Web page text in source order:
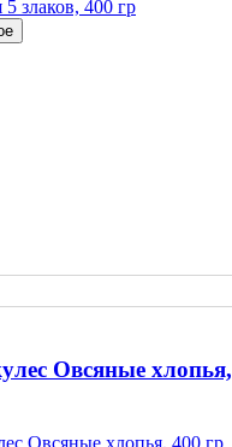
Овсяные хлопья,